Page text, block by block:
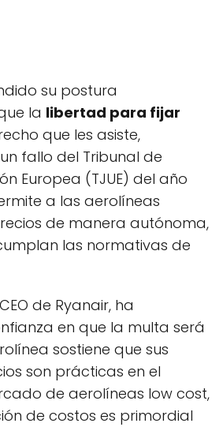
su postura
la libertad para fijar
que les asiste,
fallo del Tribunal de
Europea (TJUE) del año
a las aerolíneas
de manera autónoma,
las normativas de
de Ryanair, ha
en que la multa será
sostiene que sus
son prácticas en el
de aerolíneas low cost,
de costos es primordial